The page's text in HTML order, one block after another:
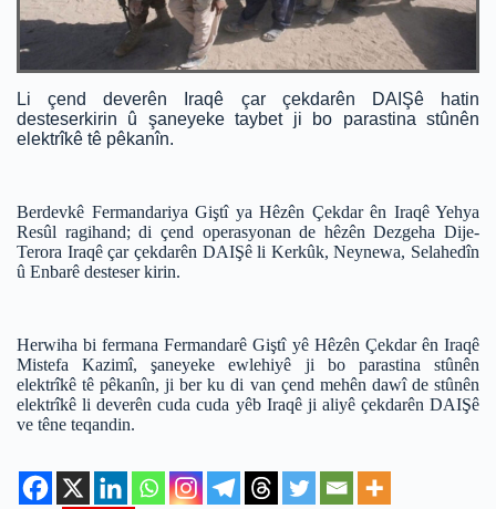
Li çend deverên Iraqê çar çekdarên DAIŞê hatin
desteserkirin û şaneyeke taybet ji bo parastina stûnên
elektrîkê tê pêkanîn.
Berdevkê Fermandariya Giştî ya Hêzên Çekdar ên Iraqê Yehya
Resûl ragihand; di çend operasyonan de hêzên Dezgeha Dije-
Terora Iraqê çar çekdarên DAIŞê li Kerkûk, Neynewa, Selahedîn
û Enbarê desteser kirin.
Herwiha bi fermana Fermandarê Giştî yê Hêzên Çekdar ên Iraqê
Mistefa Kazimî, şaneyeke ewlehiyê ji bo parastina stûnên
elektrîkê tê pêkanîn, ji ber ku di van çend mehên dawî de stûnên
elektrîkê li deverên cuda cuda yêb Iraqê ji aliyê çekdarên DAIŞê
ve têne teqandin.